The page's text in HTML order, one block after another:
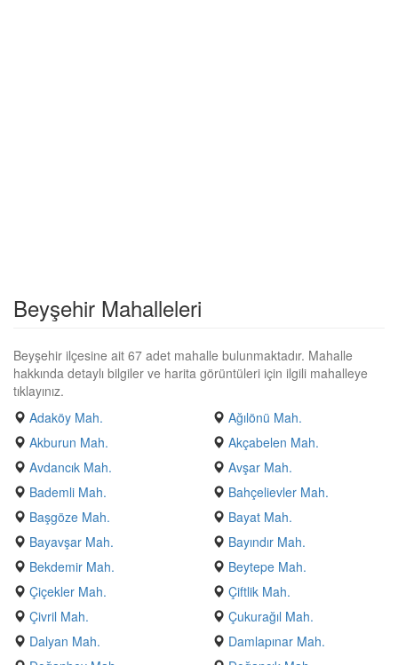
Beyşehir Mahalleleri
Beyşehir ilçesine ait 67 adet mahalle bulunmaktadır. Mahalle
hakkında detaylı bilgiler ve harita görüntüleri için ilgili mahalleye
tıklayınız.
Adaköy Mah.
Ağılönü Mah.
Akburun Mah.
Akçabelen Mah.
Avdancık Mah.
Avşar Mah.
Bademli Mah.
Bahçelievler Mah.
Başgöze Mah.
Bayat Mah.
Bayavşar Mah.
Bayındır Mah.
Bekdemir Mah.
Beytepe Mah.
Çiçekler Mah.
Çiftlik Mah.
Çivril Mah.
Çukurağıl Mah.
Dalyan Mah.
Damlapınar Mah.